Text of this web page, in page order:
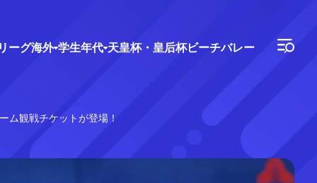
ーグ海外 学生年代 天皇杯・皇后杯ビーチバレー
ム観戦チケットが登場！